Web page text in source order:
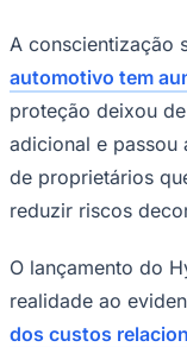
A conscientização
automotivo tem
proteção deixou
adicional e passou
de proprietários
reduzir riscos
O lançamento do
realidade ao
dos custos